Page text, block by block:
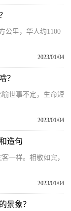
公里，华人约1100
2023/01/04
？
世事不定，生命短
2023/01/04
造句
一样。相敬如宾，
2023/01/04
景象？